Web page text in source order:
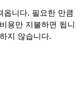
니다. 필요한 만큼
용만 지불하면 됩니
지 않습니다.